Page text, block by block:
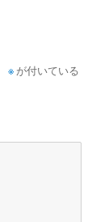
※ が付いている